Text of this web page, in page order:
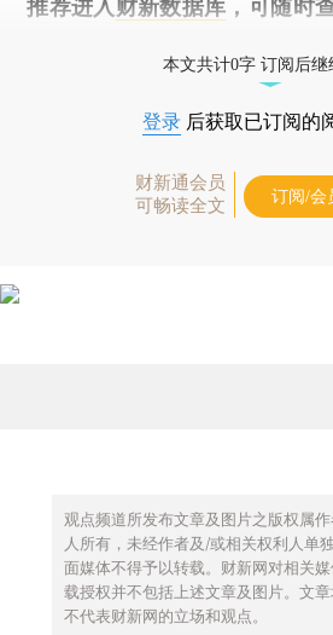
推荐进入 财新数据库 ，可随时
本文共计0字 订阅后继
登录 后获取已订阅的
财新通会员
可畅读全文
订阅/会
观点频道所发布文章及图片之版权属
人所有，未经作者及/或相关权利人单
面媒体不得予以转载。财新网对相关
载授权并不包括上述文章及图片。文章
不代表财新网的立场和观点。